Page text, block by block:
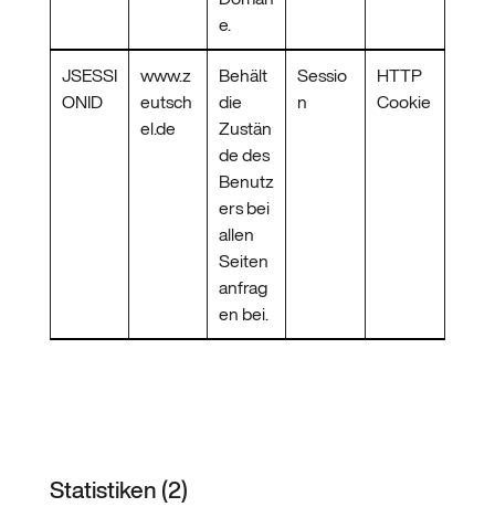
e.
JSESSI
ONID
www.z
eutsch
el.de
Behält
die
Zustän
de des
Benutz
ers bei
allen
Seiten
anfrag
en bei.
Sessio
n
HTTP
Cookie
Statistiken (2)